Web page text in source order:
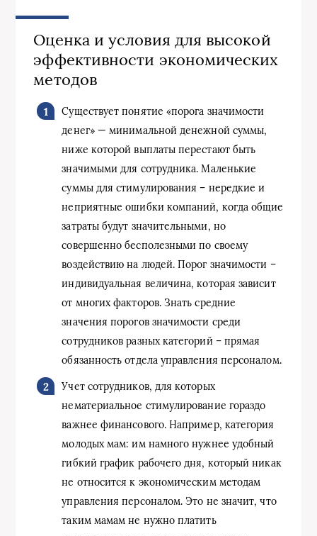
Оценка и условия для высокой
эффективности экономических
методов
Существует понятие «порога значимости
денег» — минимальной денежной суммы,
ниже которой выплаты перестают быть
значимыми для сотрудника. Маленькие
суммы для стимулирования – нередкие и
неприятные ошибки компаний, когда общие
затраты будут значительными, но
совершенно бесполезными по своему
воздействию на людей. Порог значимости –
индивидуальная величина, которая зависит
от многих факторов. Знать средние
значения порогов значимости среди
сотрудников разных категорий – прямая
обязанность отдела управления персоналом.
Учет сотрудников, для которых
нематериальное стимулирование гораздо
важнее финансового. Например, категория
молодых мам: им намного нужнее удобный
гибкий график рабочего дня, который никак
не относится к экономическим методам
управления персоналом. Это не значит, что
таким мамам не нужно платить